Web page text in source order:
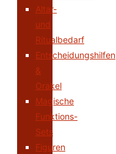
Altar-
und
Ritualbedarf
Entscheidungshilfen
&
Orakel
Magische
Funktions-
Sets
Figuren